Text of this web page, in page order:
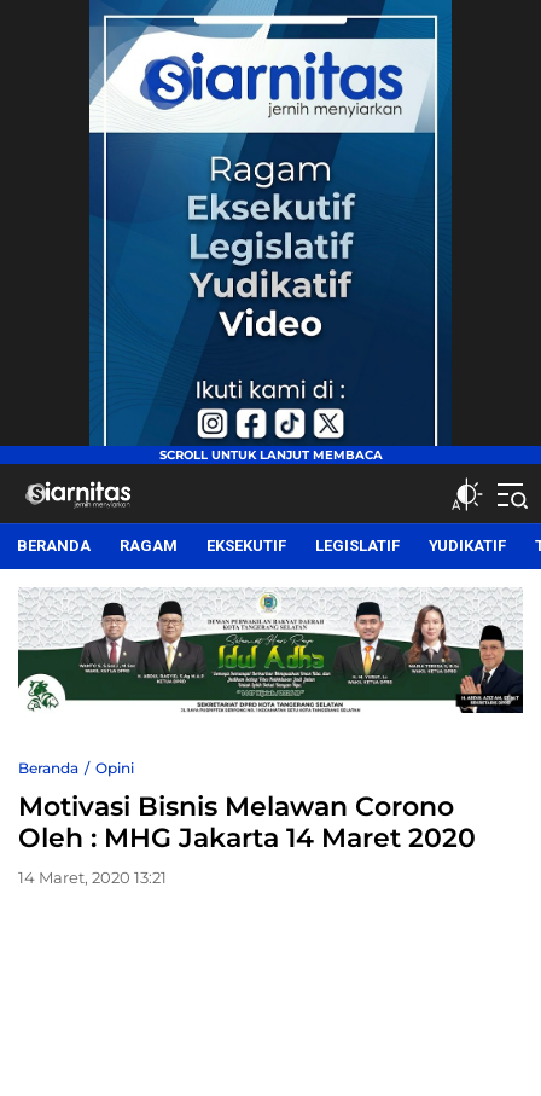
siarnitas
Jernih Menyiarkan
BERANDA RAGAM EKSEKUTIF LEGISLATIF YUDIKATIF
Beranda Opini
Motivasi Bisnis Melawan Corono
Oleh : MHG Jakarta 14 Maret 2020
14 Maret, 2020 13:21